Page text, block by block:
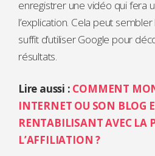
enregistrer une vidéo qui fera
l’explication. Cela peut
suffit d’utiliser Google pour
résultats.
Lire aussi : COMMENT
INTERNET OU SON BLOG
RENTABILISANT AVEC LA
L’AFFILIATION ?